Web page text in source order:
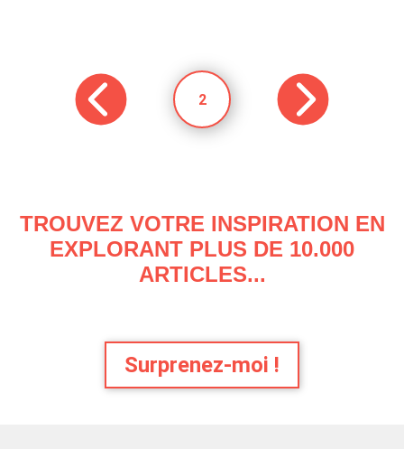
2
TROUVEZ VOTRE INSPIRATION EN
EXPLORANT PLUS DE 10.000
ARTICLES...
Surprenez-moi !